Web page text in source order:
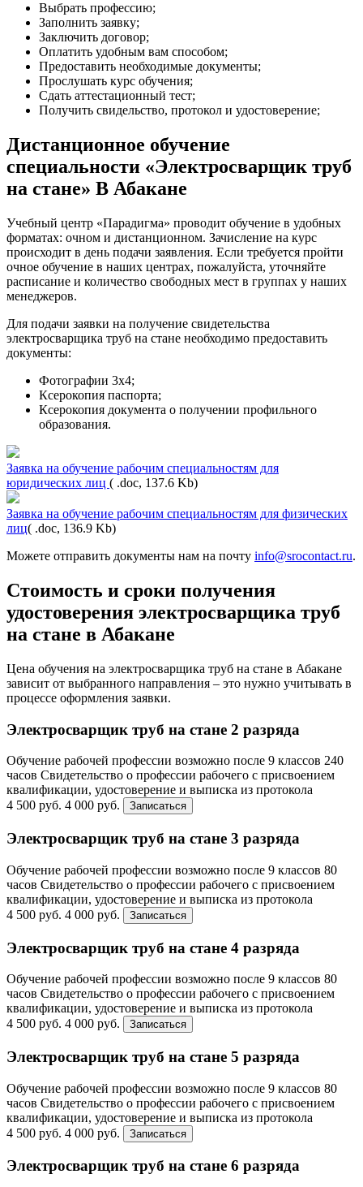
Выбрать профессию;
Заполнить заявку;
Заключить договор;
Оплатить удобным вам способом;
Предоставить необходимые документы;
Прослушать курс обучения;
Сдать аттестационный тест;
Получить свидельство, протокол и удостоверение;
Дистанционное обучение
специальности «Электросварщик труб
на стане» В Абакане
Учебный центр «Парадигма» проводит обучение в удобных
форматах: очном и дистанционном. Зачисление на курс
происходит в день подачи заявления. Если требуется пройти
очное обучение в наших центрах, пожалуйста, уточняйте
расписание и количество свободных мест в группах у наших
менеджеров.
Для подачи заявки на получение свидетельства
электросварщика труб на стане необходимо предоставить
документы:
Фотографии 3х4;
Ксерокопия паспорта;
Ксерокопия документа о получении профильного
образования.
Заявка на обучение рабочим специальностям для
юридических лиц ( .doc, 137.6 Kb)
Заявка на обучение рабочим специальностям для физических
лиц( .doc, 136.9 Kb)
Можете отправить документы нам на почту info@srocontact.ru.
Стоимость и сроки получения
удостоверения электросварщика труб
на стане в Абакане
Цена обучения на электросварщика труб на стане в Абакане
зависит от выбранного направления – это нужно учитывать в
процессе оформления заявки.
Электросварщик труб на стане 2 разряда
Обучение рабочей профессии возможно после 9 классов 240
часов Свидетельство о профессии рабочего с присвоением
квалификации, удостоверение и выписка из протокола
4 500 руб. 4 000 руб. Записаться
Электросварщик труб на стане 3 разряда
Обучение рабочей профессии возможно после 9 классов 80
часов Свидетельство о профессии рабочего с присвоением
квалификации, удостоверение и выписка из протокола
4 500 руб. 4 000 руб. Записаться
Электросварщик труб на стане 4 разряда
Обучение рабочей профессии возможно после 9 классов 80
часов Свидетельство о профессии рабочего с присвоением
квалификации, удостоверение и выписка из протокола
4 500 руб. 4 000 руб. Записаться
Электросварщик труб на стане 5 разряда
Обучение рабочей профессии возможно после 9 классов 80
часов Свидетельство о профессии рабочего с присвоением
квалификации, удостоверение и выписка из протокола
4 500 руб. 4 000 руб. Записаться
Электросварщик труб на стане 6 разряда